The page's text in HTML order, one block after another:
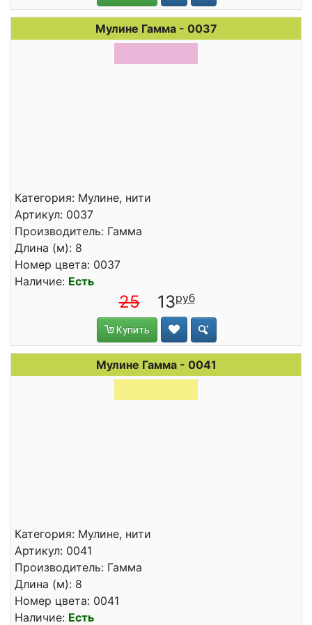
Мулине Гамма - 0037
Категория: Мулине, нити
Артикул: 0037
Производитель: Гамма
Длина (м): 8
Номер цвета: 0037
Наличие: Есть
25 13
Купить
Мулине Гамма - 0041
Категория: Мулине, нити
Артикул: 0041
Производитель: Гамма
Длина (м): 8
Номер цвета: 0041
Наличие: Есть